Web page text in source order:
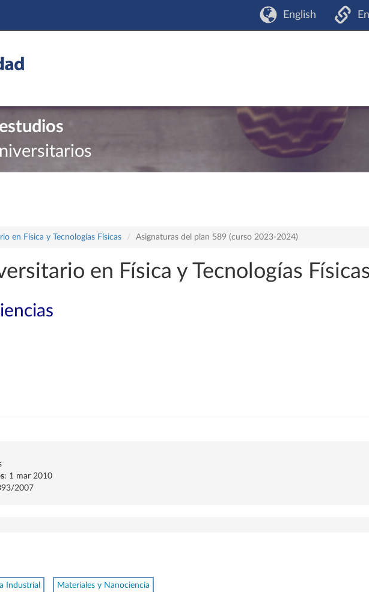
English
estudios
en Física y Tecnologías Físicas Asignaturas del plan 589 (curso 2023-2024)
en Física y Tecnologías
: 1 mar 2010
2007
Industrial Materiales y Nanociencia